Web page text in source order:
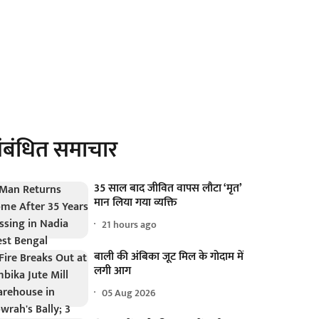
समाचार
35 साल बाद जीवित वापस लौटा ‘मृत’
मान लिया गया व्यक्ति
21 hours ago
बाली की अंबिका जूट मिल के गोदाम में
लगी आग
05 Aug 2026